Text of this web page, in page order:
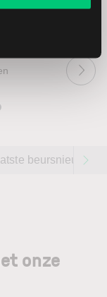
beursnieuws
onze